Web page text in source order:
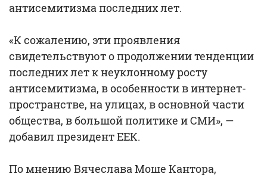
антисемитизма последних лет.
«К сожалению, эти проявления
свидетельствуют о продолжении тенденции
последних лет к неуклонному росту
антисемитизма, в особенности в интернет-
пространстве, на улицах, в основной части
общества, в большой политике и СМИ», —
добавил президент ЕЕК.
По мнению Вячеслава Моше Кантора,